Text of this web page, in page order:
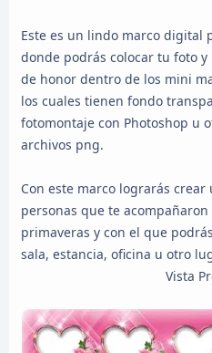
Este es un lindo marco digital
donde podrás colocar tu foto
de honor dentro de los mini
los cuales tienen fondo
fotomontaje con Photoshop u
archivos png.
Con este marco lograrás
personas que te
primaveras y con el que
sala, estancia, oficina u otro
Vista